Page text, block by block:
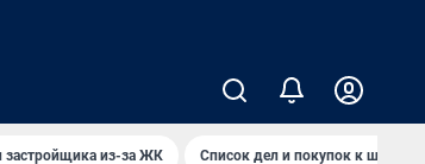
застройщика из-за ЖК Список дел и покупок к школе